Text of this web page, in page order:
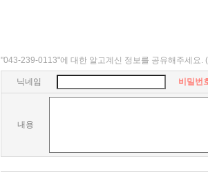
"043-239-0113"에 대한 알고계신 정보를 공유해주세요.
닉네임 비밀번
내용